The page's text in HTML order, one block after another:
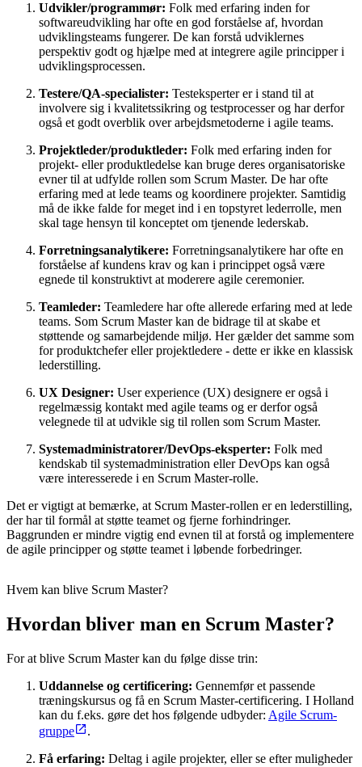
Udvikler/programmør: Folk med erfaring inden for
softwareudvikling har ofte en god forståelse af, hvordan
udviklingsteams fungerer. De kan forstå udviklernes
perspektiv godt og hjælpe med at integrere agile principper i
udviklingsprocessen.
Testere/QA-specialister: Testeksperter er i stand til at
involvere sig i kvalitetssikring og testprocesser og har derfor
også et godt overblik over arbejdsmetoderne i agile teams.
Projektleder/produktleder: Folk med erfaring inden for
projekt- eller produktledelse kan bruge deres organisatoriske
evner til at udfylde rollen som Scrum Master. De har ofte
erfaring med at lede teams og koordinere projekter. Samtidig
må de ikke falde for meget ind i en topstyret lederrolle, men
skal tage hensyn til konceptet om tjenende lederskab.
Forretningsanalytikere: Forretningsanalytikere har ofte en
forståelse af kundens krav og kan i princippet også være
egnede til konstruktivt at moderere agile ceremonier.
Teamleder: Teamledere har ofte allerede erfaring med at lede
teams. Som Scrum Master kan de bidrage til at skabe et
støttende og samarbejdende miljø. Her gælder det samme som
for produktchefer eller projektledere - dette er ikke en klassisk
lederstilling.
UX Designer: User experience (UX) designere er også i
regelmæssig kontakt med agile teams og er derfor også
velegnede til at udvikle sig til rollen som Scrum Master.
Systemadministratorer/DevOps-eksperter: Folk med
kendskab til systemadministration eller DevOps kan også
være interesserede i en Scrum Master-rolle.
Det er vigtigt at bemærke, at Scrum Master-rollen er en lederstilling,
der har til formål at støtte teamet og fjerne forhindringer.
Baggrunden er mindre vigtig end evnen til at forstå og implementere
de agile principper og støtte teamet i løbende forbedringer.
Hvem kan blive Scrum Master?
Hvordan bliver man en Scrum Master?
For at blive Scrum Master kan du følge disse trin:
Uddannelse og certificering: Gennemfør et passende
træningskursus og få en Scrum Master-certificering. I Holland
kan du f.eks. gøre det hos følgende udbyder: Agile Scrum-
gruppe
.
Få erfaring: Deltag i agile projekter, eller se efter muligheder